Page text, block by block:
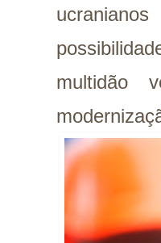
multidão